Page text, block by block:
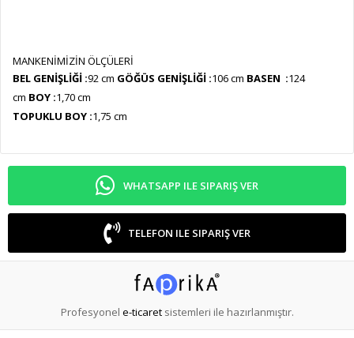
MANKENİMİZİN ÖLÇÜLERİ
BEL GENİŞLİĞİ :92 cm GÖĞÜS GENİŞLİĞİ :106 cm BASEN :124
cm BOY :1,70 cm
TOPUKLU BOY :1,75 cm
WHATSAPP ILE SIPARIŞ VER
TELEFON ILE SIPARIŞ VER
Profesyonel e-ticaretsistemleri ile hazırlanmıştır.